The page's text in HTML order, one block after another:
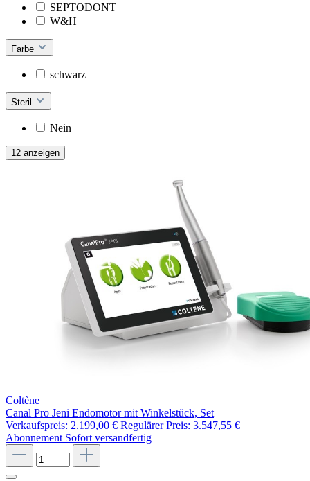
SEPTODONT
W&H
Farbe
schwarz
Steril
Nein
12 anzeigen
Coltène
Canal Pro Jeni Endomotor mit Winkelstück, Set
Verkaufspreis: 2.199,00 € Regulärer Preis: 3.547,55 €
Abonnement Sofort versandfertig